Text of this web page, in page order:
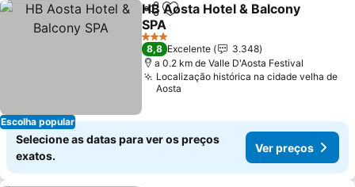
Escolha popular
PartilharAdicionar aos favoritos
HB Aosta Hotel & Balcony
SPA
Ver preços
3 Estrelas
8,8 Excelente
3.348
a 0.2 km de Valle D'Aosta Festival
Localização histórica na cidade velha de
Aosta
Selecione as datas para ver os preços
exatos.
Ver preços